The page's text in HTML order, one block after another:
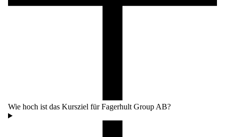
Wie hoch ist das Kursziel für Fagerhult Group AB?